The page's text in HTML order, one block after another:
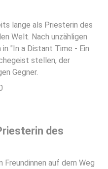
lange als Priesterin des
Welt. Nach unzähligen
"In a Distant Time - Ein
stellen, der
Gegner.
des
Freundinnen auf dem Weg